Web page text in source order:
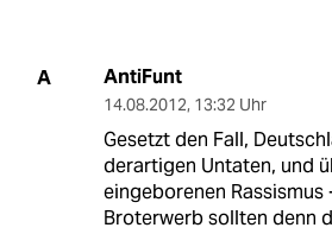
A AntiFunt
14.08.2012, 13:32 Uhr
Gesetzt den Fall,
derartigen Untaten, und
eingeborenen Rassismus
Broterwerb sollten denn